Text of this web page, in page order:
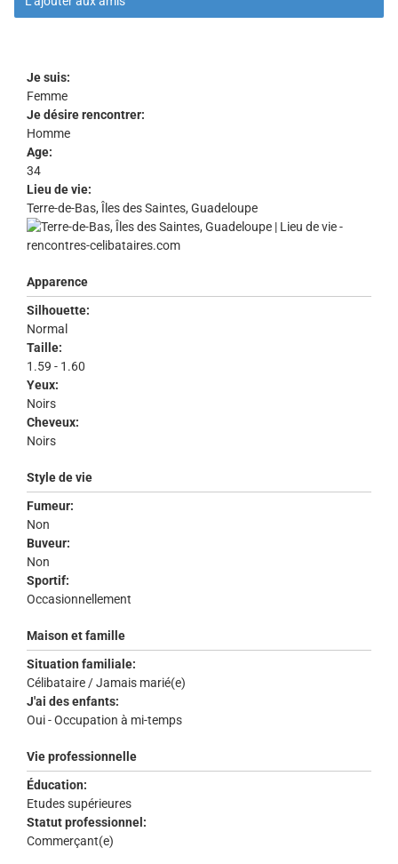
Je suis:
Femme
Je désire rencontrer:
Homme
Age:
34
Lieu de vie:
Terre-de-Bas, Îles des Saintes, Guadeloupe
Apparence
Silhouette:
Normal
Taille:
1.59 - 1.60
Yeux:
Noirs
Cheveux:
Noirs
Style de vie
Fumeur:
Non
Buveur:
Non
Sportif:
Occasionnellement
Maison et famille
Situation familiale:
Célibataire / Jamais marié(e)
J'ai des enfants:
Oui - Occupation à mi-temps
Vie professionnelle
Éducation:
Etudes supérieures
Statut professionnel:
Commerçant(e)